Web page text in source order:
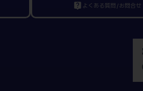
live_help よくある質問/お問合せ